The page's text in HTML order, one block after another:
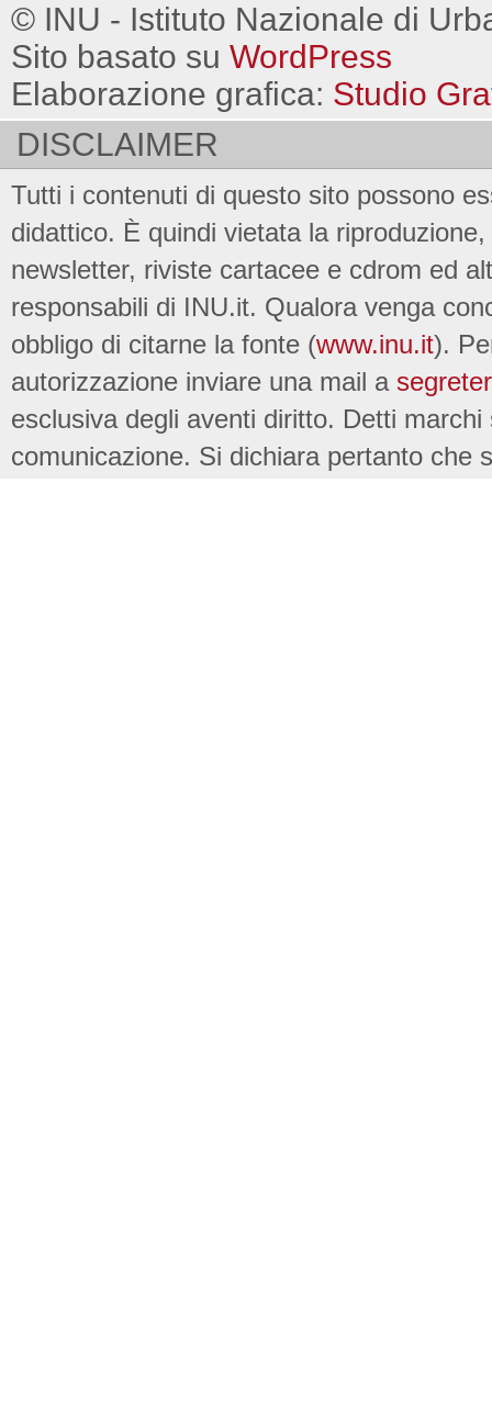
© INU - Istituto Nazionale di
Sito basato su WordPress
Elaborazione grafica: Studio
DISCLAIMER
Tutti i contenuti di questo sito possono
didattico. È quindi vietata la
newsletter, riviste cartacee e cdrom ed
responsabili di INU.it. Qualora venga
obbligo di citarne la fonte (www.inu.it).
autorizzazione inviare una mail a
esclusiva degli aventi diritto. Detti
comunicazione. Si dichiara pertanto che